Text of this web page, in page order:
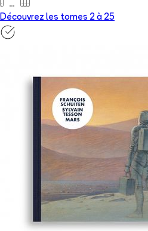
Découvrez les tomes 2 à 25